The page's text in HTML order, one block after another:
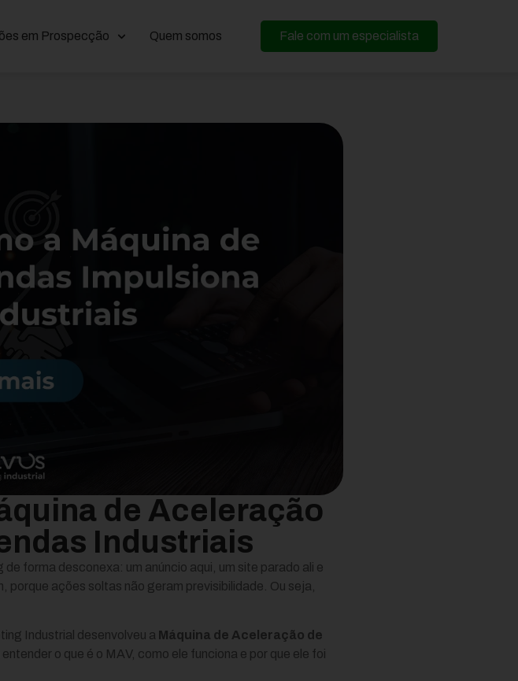
em Prospecção Quem somos Fale com um especialista
de Aceleração
Industriais
forma desconexa: um anúncio aqui, um site parado ali e
ações soltas não geram previsibilidade. Ou seja,
Industrial desenvolveu a Máquina de Aceleração de
o que é o MAV, como ele funciona e por que ele foi